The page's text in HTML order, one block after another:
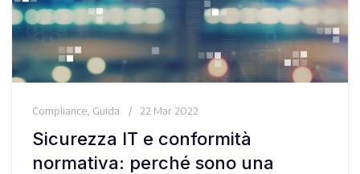
Compliance Guida 22 Mar 2022
Sicurezza IT e conformità
normativa: perché sono una